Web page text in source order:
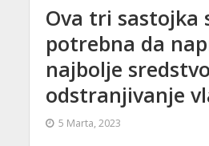
Ova tri sastojka
potrebna da
najbolje
odstranjivanje
5 Marta, 2023